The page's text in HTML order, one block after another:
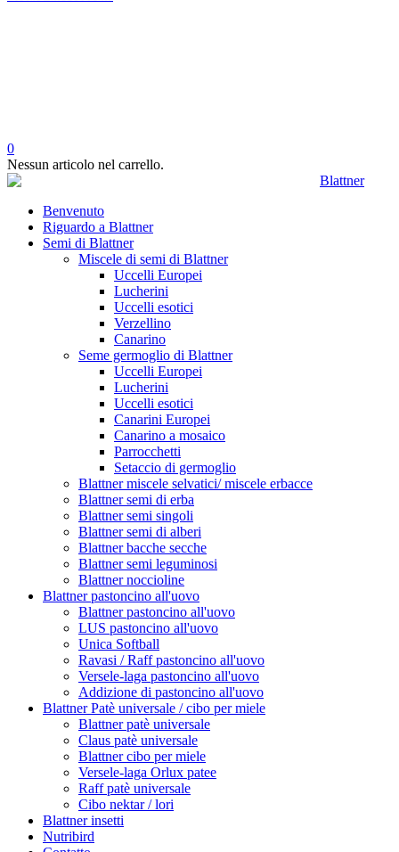
0
Nessun articolo nel carrello.
Benvenuto
Riguardo a Blattner
Semi di Blattner
Miscele di semi di Blattner
Uccelli Europei
Lucherini
Uccelli esotici
Verzellino
Canarino
Seme germoglio di Blattner
Uccelli Europei
Lucherini
Uccelli esotici
Canarini Europei
Canarino a mosaico
Parrocchetti
Setaccio di germoglio
Blattner miscele selvatici/ miscele erbacce
Blattner semi di erba
Blattner semi singoli
Blattner semi di alberi
Blattner bacche secche
Blattner semi leguminosi
Blattner noccioline
Blattner pastoncino all'uovo
Blattner pastoncino all'uovo
LUS pastoncino all'uovo
Unica Softball
Ravasi / Raff pastoncino all'uovo
Versele-laga pastoncino all'uovo
Addizione di pastoncino all'uovo
Blattner Patè universale / cibo per miele
Blattner patè universale
Claus patè universale
Blattner cibo per miele
Versele-laga Orlux patee
Raff patè universale
Cibo nektar / lori
Blattner insetti
Nutribird